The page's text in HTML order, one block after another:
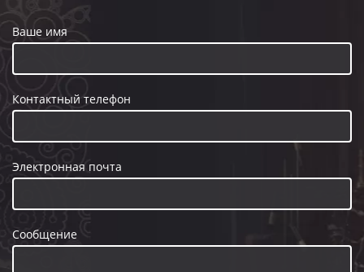
Ваше имя
Контактный телефон
Электронная почта
Сообщение